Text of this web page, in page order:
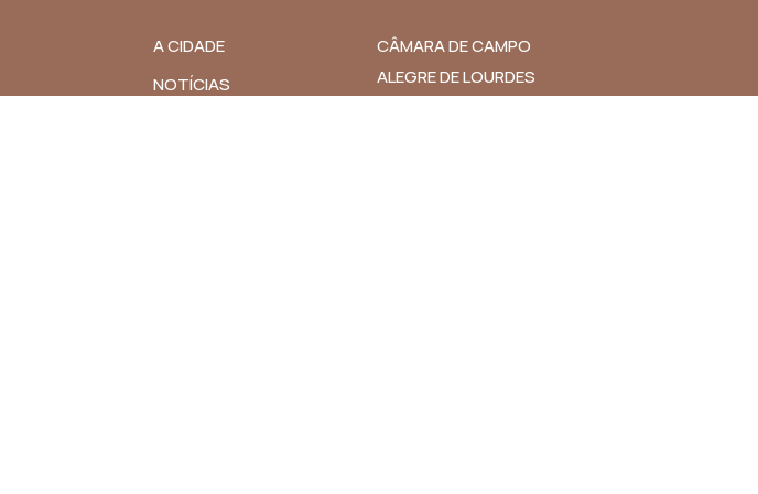
A CIDADE
NOTÍCIAS
CÂMARA DE CAMPO
ALEGRE DE LOURDES